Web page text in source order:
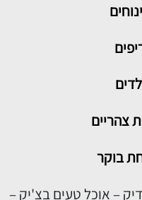
צהריים
בוקר
– אוכל טעים בצ'יק –